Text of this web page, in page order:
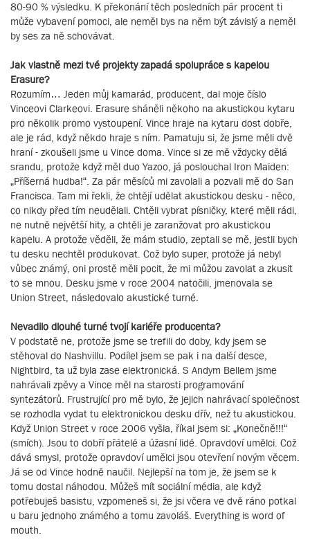
80-90 % výsledku. K překonání těch posledních pár procent ti
může vybavení pomoci, ale neměl bys na něm být závislý a neměl
by ses za ně schovávat.
Jak vlastně mezi tvé projekty zapadá spolupráce s kapelou
Erasure?
Rozumím… Jeden můj kamarád, producent, dal moje číslo
Vinceovi Clarkeovi. Erasure sháněli někoho na akustickou kytaru
pro několik promo vystoupení. Vince hraje na kytaru dost dobře,
ale je rád, když někdo hraje s ním. Pamatuju si, že jsme měli dvě
hraní - zkoušeli jsme u Vince doma. Vince si ze mě vždycky dělá
srandu, protože když měl duo Yazoo, já poslouchal Iron Maiden:
„Příšerná hudba!“. Za pár měsíců mi zavolali a pozvali mě do San
Francisca. Tam mi řekli, že chtějí udělat akustickou desku - něco,
co nikdy před tím neudělali. Chtěli vybrat písničky, které měli rádi,
ne nutně největší hity, a chtěli je zaranžovat pro akustickou
kapelu. A protože věděli, že mám studio, zeptali se mě, jestli bych
tu desku nechtěl produkovat. Což bylo super, protože já nebyl
vůbec známý, oni prostě měli pocit, že mi můžou zavolat a zkusit
to se mnou. Desku jsme v roce 2004 natočili, jmenovala se
Union Street, následovalo akustické turné.
Nevadilo dlouhé turné tvojí kariéře producenta?
V podstatě ne, protože jsme se trefili do doby, kdy jsem se
stěhoval do Nashvillu. Podílel jsem se pak i na další desce,
Nightbird, ta už byla zase elektronická. S Andym Bellem jsme
nahrávali zpěvy a Vince měl na starosti programování
syntezátorů. Frustrující pro mě bylo, že jejich nahrávací společnost
se rozhodla vydat tu elektronickou desku dřív, než tu akustickou.
Když Union Street v roce 2006 vyšla, říkal jsem si: „Konečně!!!“
(smích). Jsou to dobří přátelé a úžasní lidé. Opravdoví umělci. Což
dává smysl, protože opravdoví umělci jsou otevření novým věcem.
Já se od Vince hodně naučil. Nejlepší na tom je, že jsem se k
tomu dostal náhodou. Můžeš mít sociální média, ale když
potřebuješ basistu, vzpomeneš si, že jsi včera ve dvě ráno potkal
u baru jednoho známého a tomu zavoláš. Everything is word of
mouth.